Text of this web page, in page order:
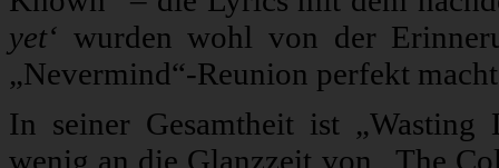
yet‘ wurden wohl von der
„Nevermind“-Reunion perfekt
In seiner Gesamtheit ist
wenig an die Glanzzeit von „The